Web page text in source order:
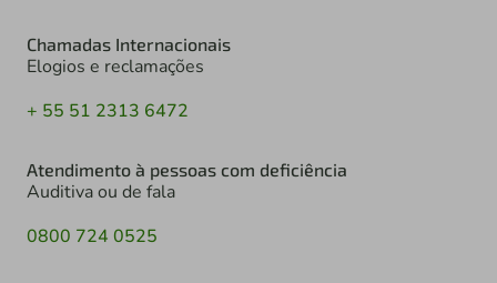
Chamadas Internacionais
Elogios e reclamações
+ 55 51 2313 6472
Atendimento à pessoas com deficiência
Auditiva ou de fala
0800 724 0525